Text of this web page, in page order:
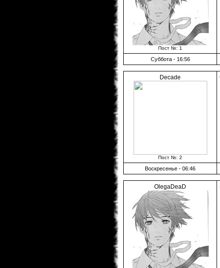
Пост №: 1
Суббота - 16:56
Decade
Пост №: 2
Воскресенье - 06:46
OlegaDeaD